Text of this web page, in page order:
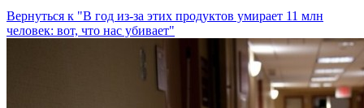
Вернуться к "В год из-за этих продуктов умирает 11 млн
человек: вот, что нас убивает"